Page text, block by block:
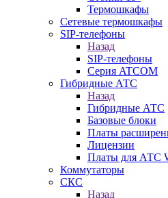
Термошкафы
Сетевые термошкафы
SIP-телефоны
Назад
SIP-телефоны
Серия ATCOM
Гибридные АТС
Назад
Гибридные АТС
Базовые блоки
Платы
Лицензии
Платы для АТС
Коммутаторы
СКС
Назад